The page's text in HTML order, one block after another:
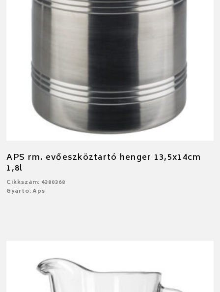
APS rm. evőeszköztartó henger 13,5x14cm
1,8l
Cikkszám: 4380368
Gyártó: Aps